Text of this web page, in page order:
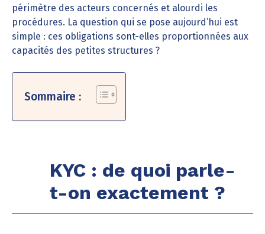
périmètre des acteurs concernés et alourdi les
procédures. La question qui se pose aujourd’hui est
simple : ces obligations sont-elles proportionnées aux
capacités des petites structures ?
Sommaire :
KYC : de quoi parle-
t-on exactement ?